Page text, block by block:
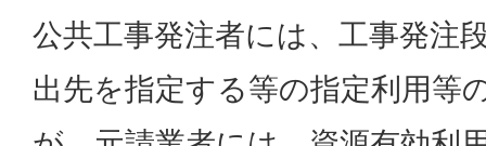
公共工事発注者には、工事発注
出先を指定する等の指定利用等